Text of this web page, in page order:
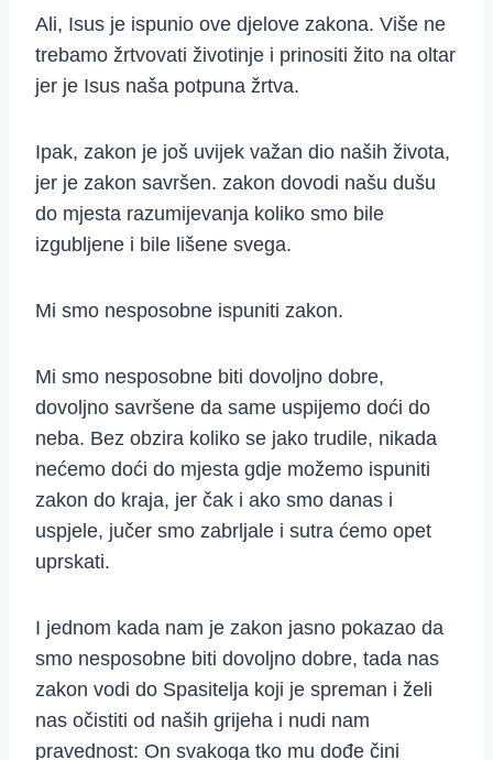
Ali, Isus je ispunio ove djelove zakona. Više ne
trebamo žrtvovati životinje i prinositi žito na oltar
jer je Isus naša potpuna žrtva.
Ipak, zakon je još uvijek važan dio naših života,
jer je zakon savršen. zakon dovodi našu dušu
do mjesta razumijevanja koliko smo bile
izgubljene i bile lišene svega.
Mi smo nesposobne ispuniti zakon.
Mi smo nesposobne biti dovoljno dobre,
dovoljno savršene da same uspijemo doći do
neba. Bez obzira koliko se jako trudile, nikada
nećemo doći do mjesta gdje možemo ispuniti
zakon do kraja, jer čak i ako smo danas i
uspjele, jučer smo zabrljale i sutra ćemo opet
uprskati.
I jednom kada nam je zakon jasno pokazao da
smo nesposobne biti dovoljno dobre, tada nas
zakon vodi do Spasitelja koji je spreman i želi
nas očistiti od naših grijeha i nudi nam
pravednost: On svakoga tko mu dođe čini